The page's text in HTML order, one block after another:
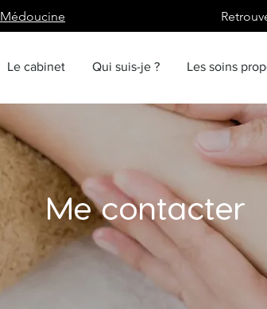
Médoucine
Le cabinet Qui suis-je ? Les soins
Me contacter